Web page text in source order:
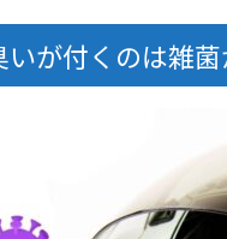
が付くのは雑